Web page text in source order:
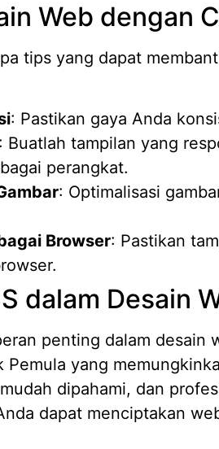
Web dengan
tips yang dapat
: Pastikan gaya Anda
: Buatlah tampilan yang
perangkat.
: Optimalisasi
Browser: Pastikan
dalam Desain
penting dalam desain
Pemula yang
dipahami, dan
dapat menciptakan